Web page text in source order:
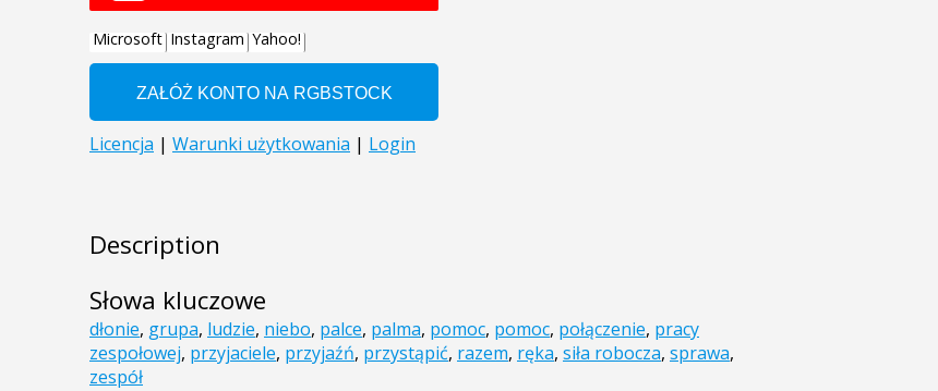
Description
Słowa kluczowe
dłonie, grupa, ludzie, niebo, palce, palma, pomoc, pomoc, połączenie, pracy
zespołowej, przyjaciele, przyjaźń, przystąpić, razem, ręka, siła robocza, sprawa,
zespół